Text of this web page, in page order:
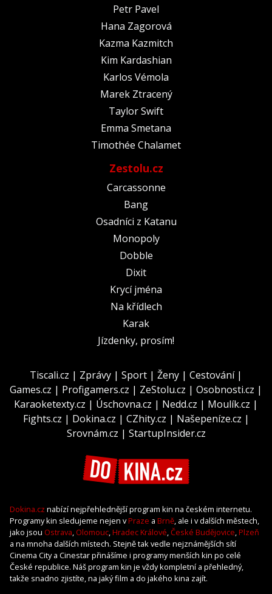
Petr Pavel
Hana Zagorová
Kazma Kazmitch
Kim Kardashian
Karlos Vémola
Marek Ztracený
Taylor Swift
Emma Smetana
Timothée Chalamet
Zestolu.cz
Carcassonne
Bang
Osadníci z Katanu
Monopoly
Dobble
Dixit
Krycí jména
Na křídlech
Karak
Jízdenky, prosím!
Tiscali.cz | Zprávy | Sport | Ženy | Cestování|
Games.cz | Profigamers.cz | ZeStolu.cz | Osobnosti.cz |
Karaoketexty.cz | Úschovna.cz | Nedd.cz | Moulík.cz |
Fights.cz | Dokina.cz | CZhity.cz | Našepeníze.cz |
Srovnám.cz | StartupInsider.cz
Dokina.cz nabízí nejpřehlednější program kin na českém internetu.
Programy kin sledujeme nejen vPraze a Brně, ale i v dalších městech,
jako jsou Ostrava, Olomouc,Hradec Králové,České Budějovice,Plzeň
a na mnoha dalších místech. Stejně tak vedle nejznámějších sítí
Cinema City a Cinestar přinášíme i programy menších kin po celé
České republice. Náš program kin je vždy kompletní a přehledný,
takže snadno zjistíte, na jaký film a do jakého kina zajít.